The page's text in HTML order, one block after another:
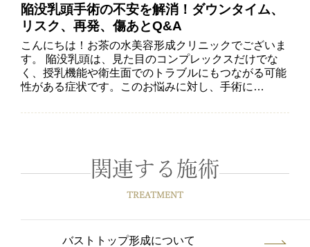
陥没乳頭手術の不安を解消！ダウンタイム、
リスク、再発、傷あとQ&A
こんにちは！お茶の水美容形成クリニックでございま
す。 陥没乳頭は、見た目のコンプレックスだけでな
く、授乳機能や衛生面でのトラブルにもつながる可能
性がある症状です。このお悩みに対し、手術に…
関連する施術
TREATMENT
バストトップ形成について